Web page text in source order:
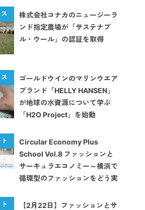
株式会社コナカのニュージーラ
ンド指定農場が「サステナブ
ル・ウール」の認証を取得
ゴールドウインのマリンウエア
ブランド「HELLY HANSEN」
が地球の水資源について学ぶ
「H2O Project」を始動
Circular Economy Plus
School Vol.8 ファッションと
サーキュラエコノミー～横浜で
循環型のファッションをどう実
ト】
【2月22日】ファッションとサ